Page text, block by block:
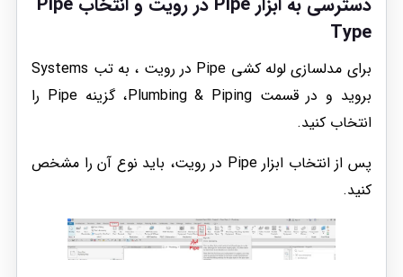
Type
برای مدلسازی لوله کشی Pipe در رویت ، به تب Systems
بروید و در قسمت Plumbing & Piping، گزینه Pipe را
انتخاب کنید.
پس از انتخاب ابزار Pipe در رویت، باید نوع آن را مشخص
کنید.